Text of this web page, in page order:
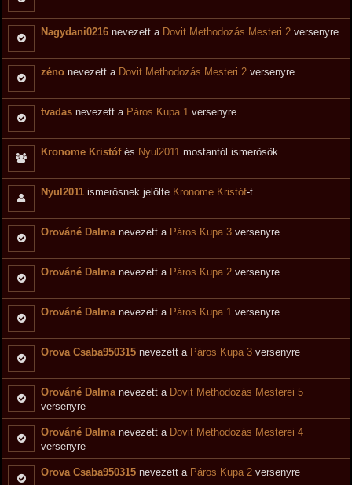
Nagydani0216 nevezett a Dovit Methodozás Mesteri 2 versenyre
zéno nevezett a Dovit Methodozás Mesteri 2 versenyre
tvadas nevezett a Páros Kupa 1 versenyre
Kronome Kristófés Nyul2011 mostantól ismerősök.
Nyul2011 ismerősnek jelölte Kronome Kristóf-t.
Orováné Dalma nevezett a Páros Kupa 3 versenyre
Orováné Dalma nevezett a Páros Kupa 2 versenyre
Orováné Dalma nevezett a Páros Kupa 1 versenyre
Orova Csaba950315 nevezett a Páros Kupa 3 versenyre
Orováné Dalma nevezett a Dovit Methodozás Mesterei 5
versenyre
Orováné Dalma nevezett a Dovit Methodozás Mesterei 4
versenyre
Orova Csaba950315 nevezett a Páros Kupa 2 versenyre